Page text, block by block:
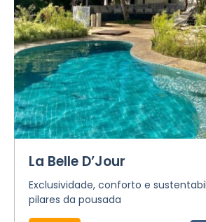
La Belle D’Jour
Exclusividade, conforto e
pilares da pousada